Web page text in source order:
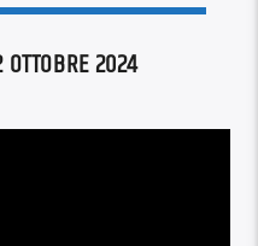
OTTOBRE 2024